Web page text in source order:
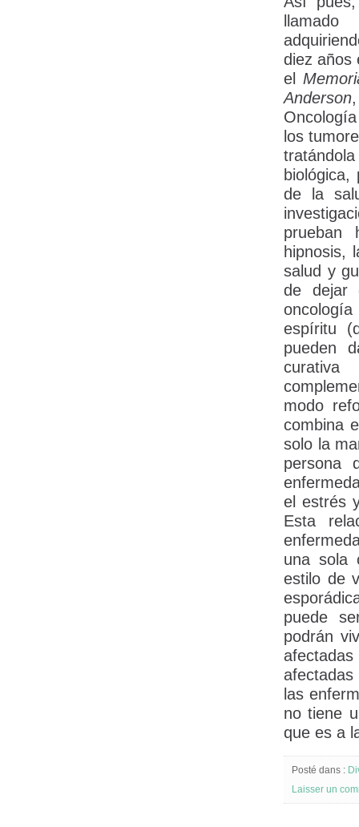
diez años
el
Anderson
los
biológica,
de la
prueban
hipnosis,
salud y
de dejar
oncología
espíritu
pueden
modo
combina
solo la
persona
el estrés
Esta
una sola
estilo de
puede
podrán
afectadas
las
no tiene
que es a
Posté dans :
Laisser un